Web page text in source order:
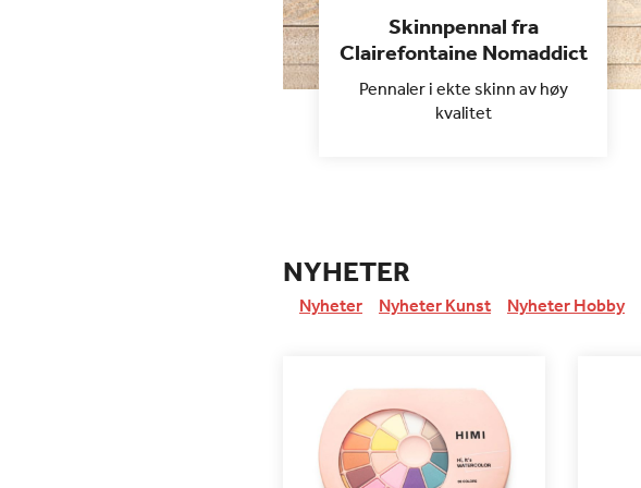
Skinnpennal fra
Clairefontaine Nomaddict
Pennaler i ekte skinn av høy
kvalitet
NYHETER
Nyheter Nyheter Kunst Nyheter Hobby